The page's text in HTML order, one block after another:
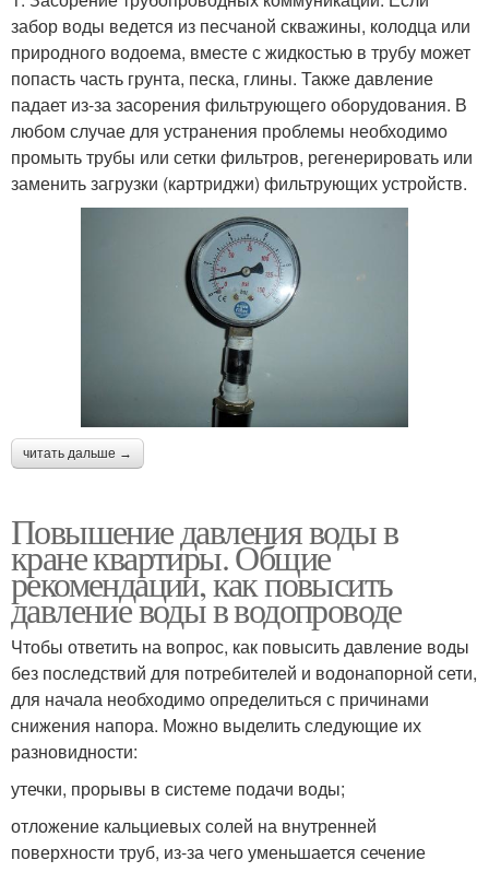
забор воды ведется из песчаной скважины, колодца или
природного водоема, вместе с жидкостью в трубу может
попасть часть грунта, песка, глины. Также давление
падает из-за засорения фильтрующего оборудования. В
любом случае для устранения проблемы необходимо
промыть трубы или сетки фильтров, регенерировать или
заменить загрузки (картриджи) фильтрующих устройств.
читать дальше →
Повышение давления воды в
кране квартиры. Общие
рекомендации, как повысить
давление воды в водопроводе
Чтобы ответить на вопрос, как повысить давление воды
без последствий для потребителей и водонапорной сети,
для начала необходимо определиться с причинами
снижения напора. Можно выделить следующие их
разновидности:
утечки, прорывы в системе подачи воды;
отложение кальциевых солей на внутренней
поверхности труб, из-за чего уменьшается сечение